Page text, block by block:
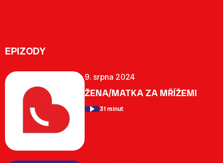
EPIZODY
9. srpna 2024
ŽENA/MATKA ZA MŘÍŽEMI
31 minut